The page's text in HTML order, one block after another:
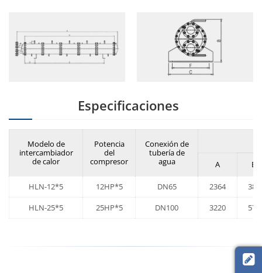
Especificaciones
Modelo de
intercambiador
de calor
Potencia
del
compresor
Conexión de
tubería de
agua
A B
HLN-12*5 12HP*5 DN65 2364
388
HLN-25*5
25HP*5 DN100 3220 575
